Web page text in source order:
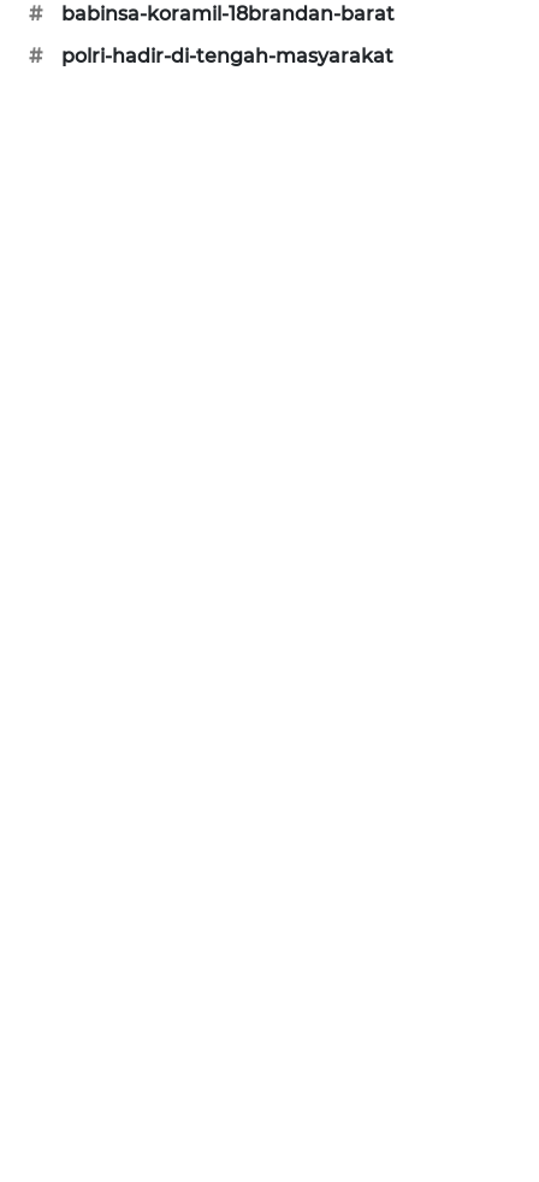
#
babinsa-koramil-18brandan-barat
#
polri-hadir-di-tengah-masyarakat